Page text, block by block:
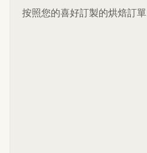
按照您的喜好訂製的烘焙訂單